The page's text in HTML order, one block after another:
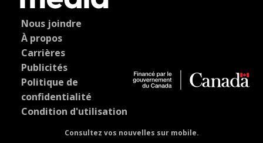
Nous joindre
À propos
Carrières
Publicités
Politique de
confidentialité
Condition d'utilisation
Consultez vos nouvelles sur mobile.